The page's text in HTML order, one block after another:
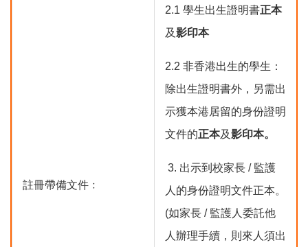
註冊帶備文件﹕
2.1 學生出生證明書正本
及影印本
2.2 非香港出生的學生：
除出生證明書外，另需出
示獲本港居留的身份證明
文件的正本及影印本。
3. 出示到校家長 / 監護
人的身份證明文件正本。
(如家長 / 監護人委託他
人辦理手續，則來人須出